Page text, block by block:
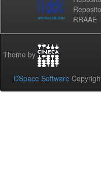
RRAAE
Theme by
DSpace Software